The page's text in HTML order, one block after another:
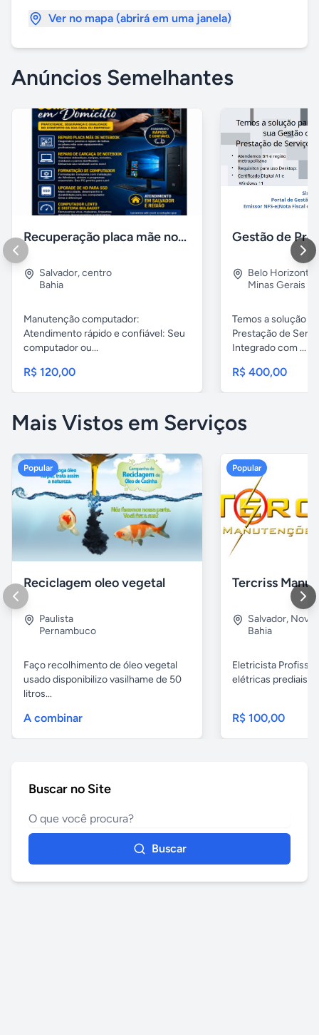
Ver no mapa (abrirá em uma janela)
Anúncios Semelhantes
Recuperação placa mãe notebook, Instalação de windows
Salvador,centro
Bahia
Manutenção computador:
Atendimento rápido e confiável: Seu
computador ou...
R$ 120,00
Belo Horizonte
Minas Gerais
Temos a solução
Prestação de
Integrado com ...
R$ 400,00
Mais Vistos em Serviços
Popular
Reciclagem oleo vegetal
Paulista
Pernambuco
Faço recolhimento de óleo vegetal
usado disponibilizo vasilhame de 50
litros...
A combinar
Popular
Salvador, Nova
Bahia
Eletricista
elétricas prediais e
R$ 100,00
Buscar no Site
Buscar